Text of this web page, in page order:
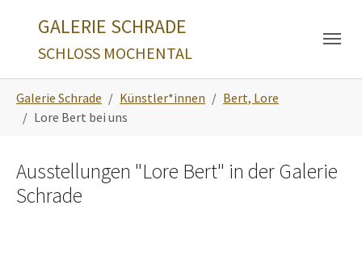
GALERIE SCHRADE
SCHLOSS MOCHENTAL
Galerie Schrade Künstler*innen
Bert, Lore
Lore Bert bei uns
Ausstellungen "Lore Bert" in der Galerie
Schrade